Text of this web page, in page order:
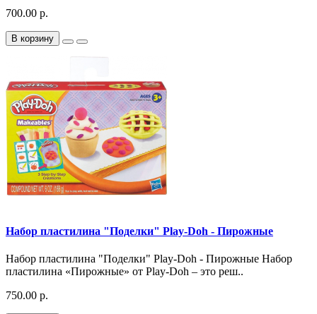
700.00 р.
В корзину
Набор пластилина "Поделки" Play-Doh - Пирожные
Набор пластилина "Поделки" Play-Doh - Пирожные Набор
пластилина «Пирожные» от Play-Doh – это реш..
750.00 р.